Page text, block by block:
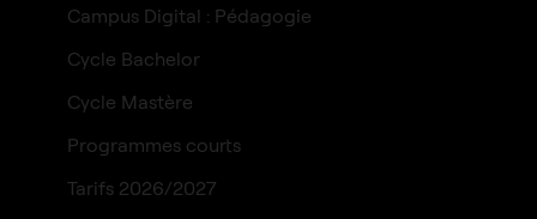
Campus Digital : Pédagogie
Cycle Bachelor
Cycle Mastère
Programmes courts
Tarifs 2026/2027